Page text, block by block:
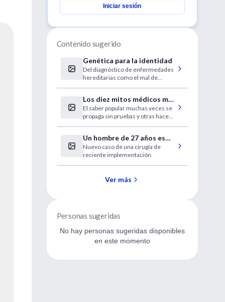
Iniciar sesión
Contenido sugerido
Genética para la identidad
Del diagnóstico de enfermedades
hereditarias como el mal de
personas, los análisis de ADN
abren las puertas para un
conocimiento cada vez más íntimo
y personal a través del
reencuentro con la identidad
biológica.
Los diez mitos médicos más
populares desterrados por
los investigadores
El saber popular muchas veces se
propaga sin pruebas y otras hace
Un hombre de 27 años es
sometido a un trasplante
de cara en París
Nuevo caso de una cirugía de
reciente implementación.
Ver más
Personas sugeridas
No hay personas sugeridas disponibles
en este momento